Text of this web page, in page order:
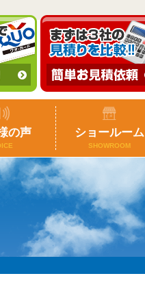
の声 ショールーム
SHOWROOM